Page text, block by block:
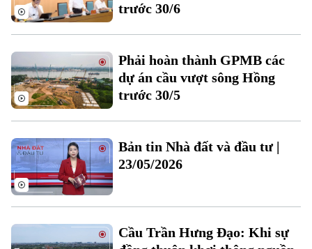
Theo dõi Hà Nội On
trước 30/6
Phải hoàn thành GPMB các
dự án cầu vượt sông Hồng
trước 30/5
Bản tin Nhà đất và đầu tư |
23/05/2026
Cầu Trần Hưng Đạo: Khi sự